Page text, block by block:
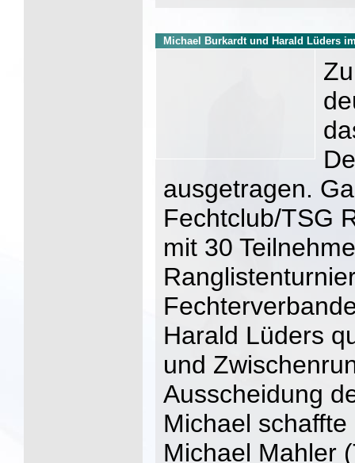
Michael Burkardt und Harald Lüders
ausgetragen.
Fechtclub/TSG
mit 30
Harald Lüders
und
Ausscheidung
Michael
Michael Mahler